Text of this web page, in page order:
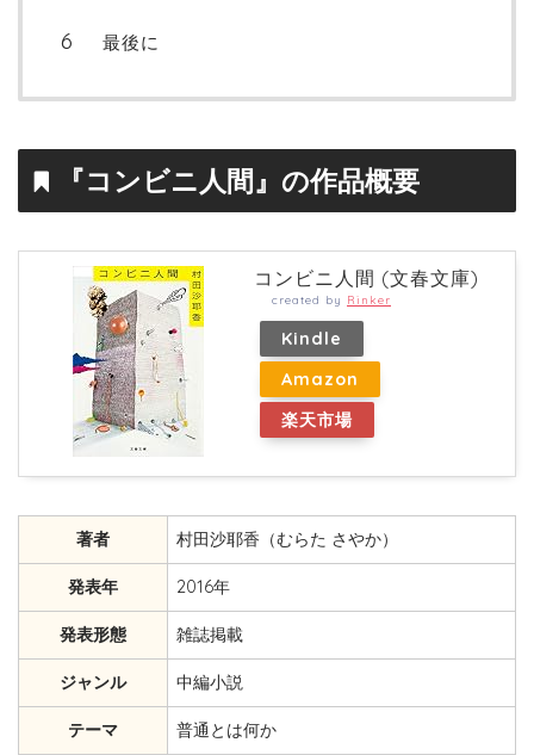
最後に
『コンビニ人間』の作品概要
コンビニ人間 (文春文庫)
created by Rinker
Kindle
Amazon
楽天市場
著者 村田沙耶香（むらた さやか）
発表年 2016年
発表形態 雑誌掲載
ジャンル 中編小説
テーマ 普通とは何か